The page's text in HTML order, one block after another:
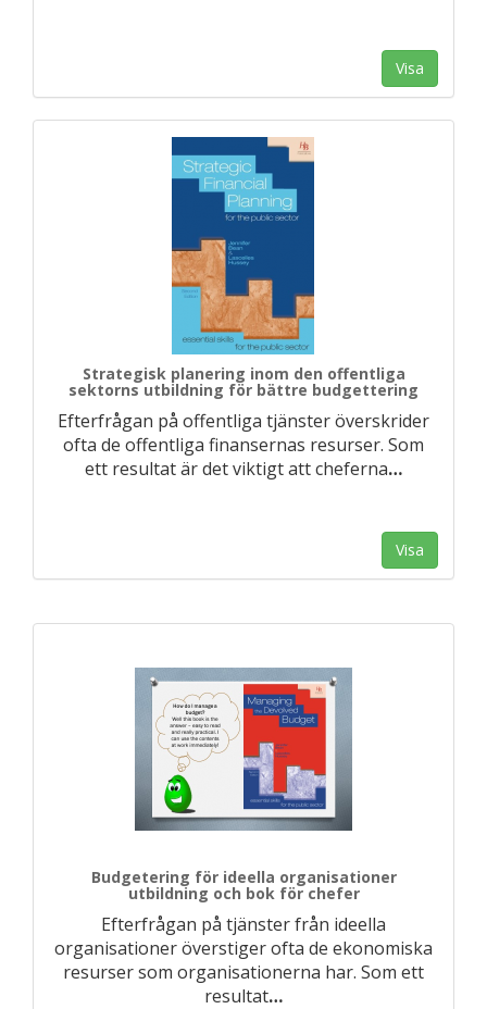
Visa
Strategisk planering inom den offentliga
sektorns utbildning för bättre budgettering
Efterfrågan på offentliga tjänster överskrider
ofta de offentliga finansernas resurser. Som
ett resultat är det viktigt att cheferna…
Visa
Budgetering för ideella organisationer
utbildning och bok för chefer
Efterfrågan på tjänster från ideella
organisationer överstiger ofta de ekonomiska
resurser som organisationerna har. Som ett
resultat…